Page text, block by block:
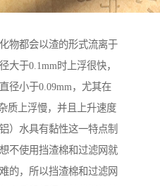
物都会以渣的形式流离于
大于0.1mm时上浮很快，
径小于0.09mm，尤其在
质上浮慢，并且上升速度
）水具有黏性这一特点制
不使用挡渣棉和过滤网就
的，所以挡渣棉和过滤网